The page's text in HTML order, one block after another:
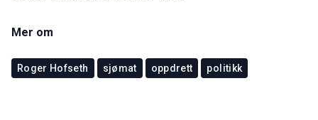
Mer om
Roger Hofseth sjømat oppdrett politikk